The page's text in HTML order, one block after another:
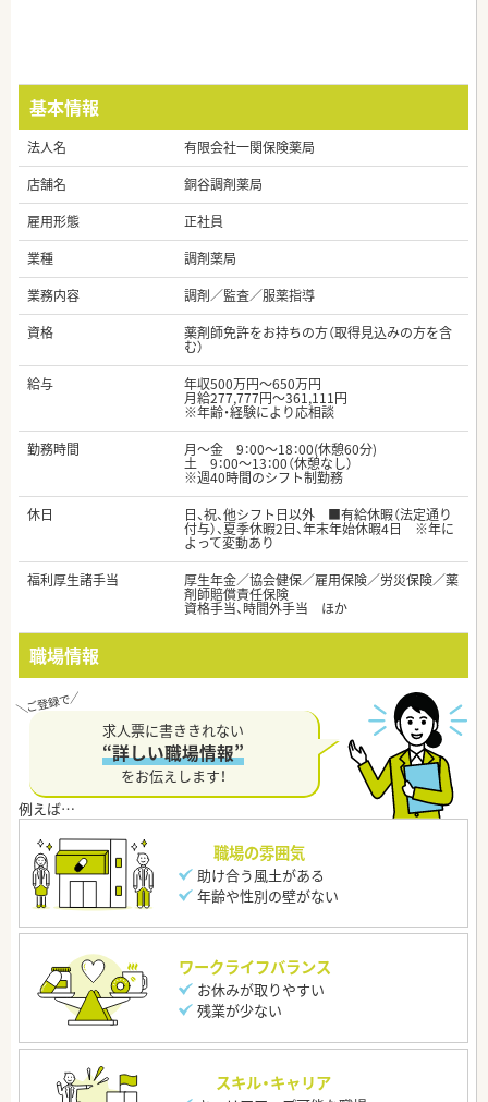
基本情報
法人名
有限会社一関保険薬局
店舗名
銅谷調剤薬局
雇用形態
正社員
業種
調剤薬局
業務内容
調剤／監査／服薬指導
資格
薬剤師免許をお持ちの方（取得見込みの方を含
む）
給与
年収500万円～650万円
月給277,777円～361,111円
※年齢・経験により応相談
勤務時間
月～金 9：00～18：00(休憩60分)
土 9：00～13：00（休憩なし）
※週40時間のシフト制勤務
休日
日、祝、他シフト日以外 ■有給休暇（法定通り
付与）、夏季休暇2日、年末年始休暇4日 ※年に
よって変動あり
福利厚生諸手当
厚生年金／協会健保／雇用保険／労災保険／薬
剤師賠償責任保険
資格手当、時間外手当 ほか
職場情報
求人票に書ききれない
“詳しい職場情報”
をお伝えします！
職場の雰囲気
助け合う風土がある
年齢や性別の壁がない
ワークライフバランス
お休みが取りやすい
残業が少ない
スキル・キャリア